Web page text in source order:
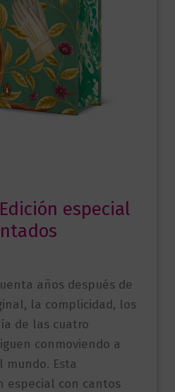
especial
años después de
la complicidad, los
de las cuatro
conmoviendo a
mundo. Esta
especial con cantos